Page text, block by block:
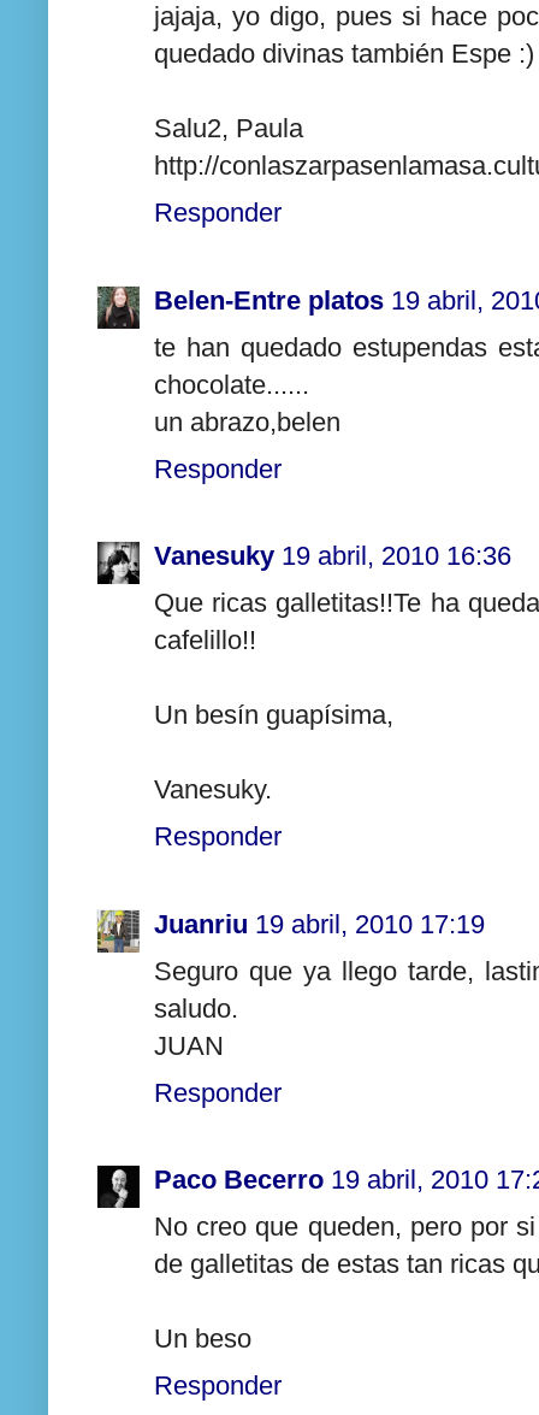
jajaja, yo digo, pues si hace
quedado divinas también Espe :)
Salu2, Paula
http://
Responder
Belen-Entre platos 19 abril,
te han quedado estupendas
chocolate......
un abrazo,belen
Responder
Vanesuky 19 abril, 2010 16:36
Que ricas galletitas!!Te ha
cafelillo!!
Un besín guapísima,
Vanesuky.
Responder
Juanriu 19 abril, 2010 17:19
Seguro que ya llego tarde,
saludo.
JUAN
Responder
Paco Becerro 19 abril, 2010
No creo que queden, pero por
de galletitas de estas tan ricas
Un beso
Responder